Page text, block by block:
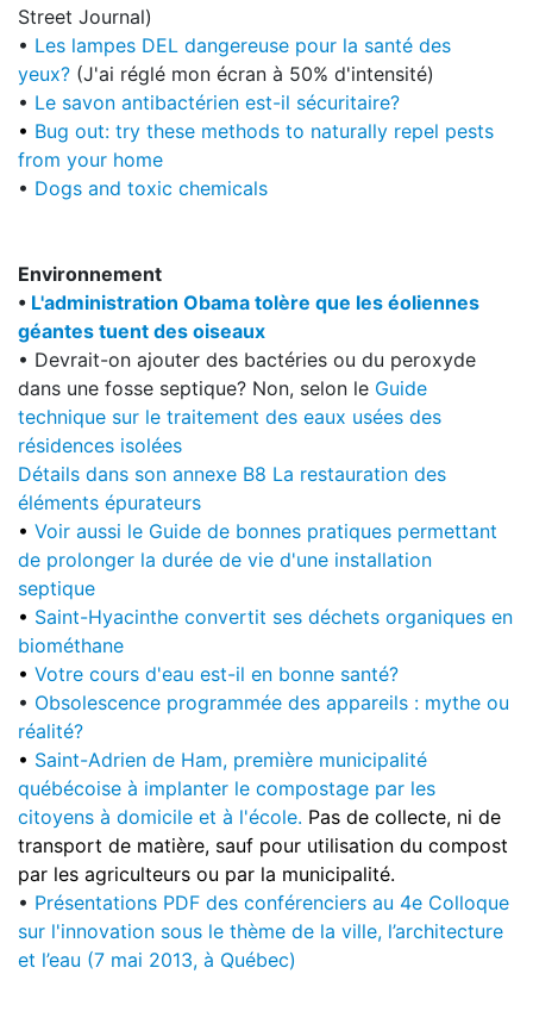
Street Journal)
• Les lampes DEL dangereuse pour la santé des
yeux? (J'ai réglé mon écran à 50% d'intensité)
• Le savon antibactérien est-il sécuritaire?
• Bug out: try these methods to naturally repel pests
from your home
• Dogs and toxic chemicals
Environnement
• L'administration Obama tolère que les éoliennes
géantes tuent des oiseaux
• Devrait-on ajouter des bactéries ou du peroxyde
dans une fosse septique? Non, selon le Guide
technique sur le traitement des eaux usées des
résidences isolées
Détails dans son annexe B8 La restauration des
éléments épurateurs
• Voir aussi le Guide de bonnes pratiques permettant
de prolonger la durée de vie d'une installation
septique
• Saint-Hyacinthe convertit ses déchets organiques en
biométhane
• Votre cours d'eau est-il en bonne santé?
• Obsolescence programmée des appareils : mythe ou
réalité?
• Saint-Adrien de Ham, première municipalité
québécoise à implanter le compostage par les
citoyens à domicile et à l'école. Pas de collecte, ni de
transport de matière, sauf pour utilisation du compost
par les agriculteurs ou par la municipalité.
• Présentations PDF des conférenciers au 4e Colloque
sur l'innovation sous le thème de la ville, l’architecture
et l’eau (7 mai 2013, à Québec)